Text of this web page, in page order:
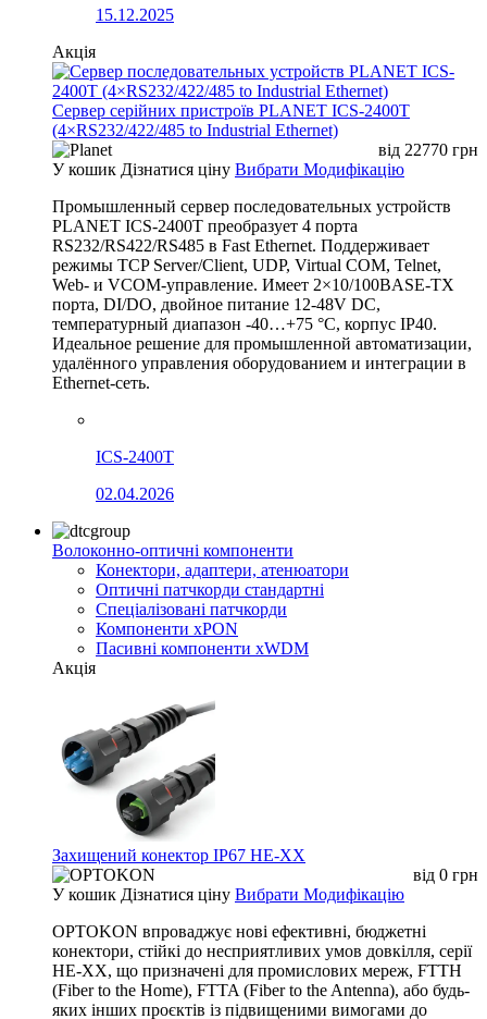
15.12.2025
Акція
Сервер серійних пристроїв PLANET ICS-2400T
(4×RS232/422/485 to Industrial Ethernet)
від 22770 грн
У кошик Дізнатися ціну Вибрати Модифікацію
Промышленный сервер последовательных устройств
PLANET ICS-2400T преобразует 4 порта
RS232/RS422/RS485 в Fast Ethernet. Поддерживает
режимы TCP Server/Client, UDP, Virtual COM, Telnet,
Web- и VCOM-управление. Имеет 2×10/100BASE-TX
порта, DI/DO, двойное питание 12-48V DC,
температурный диапазон -40…+75 °C, корпус IP40.
Идеальное решение для промышленной автоматизации,
удалённого управления оборудованием и интеграции в
Ethernet-сеть.
ICS-2400T
02.04.2026
Волоконно-оптичні компоненти
Конектори, адаптери, атенюатори
Оптичні патчкорди стандартні
Спеціалізовані патчкорди
Компоненти xPON
Пасивні компоненти xWDM
Акція
Захищений конектор IP67 HE-XX
від 0 грн
У кошик Дізнатися ціну Вибрати Модифікацію
OPTOKON впроваджує нові ефективні, бюджетні
конектори, стійкі до несприятливих умов довкілля, серії
HE-XX, що призначені для промислових мереж, FTTH
(Fiber to the Home), FTTA (Fiber to the Antenna), або будь-
яких інших проєктів із підвищеними вимогами до